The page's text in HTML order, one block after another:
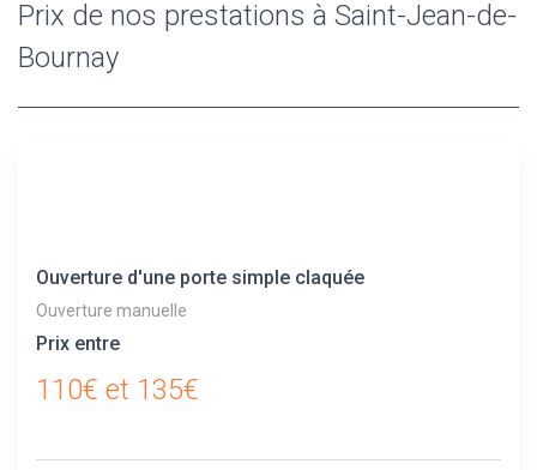
Prix de nos prestations à Saint-Jean-de-
Bournay
Ouverture d'une porte simple claquée
Ouverture manuelle
Prix entre
110€ et 135€